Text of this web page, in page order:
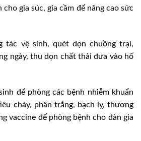
gia súc, gia cầm để nâng cao sức
tác vệ sinh, quét dọn chuồng trại,
ngày, thu dọn chất thải đưa vào hố
để phòng các bệnh nhiễm khuẩn
chảy, phân trắng, bạch lỵ, thương
vaccine để phòng bệnh cho đàn gia